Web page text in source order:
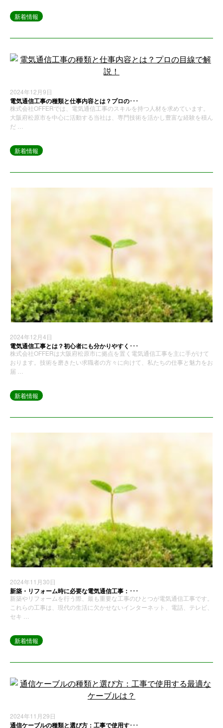
新着情報
2024年12月9日
電気通信工事の種類と仕事内容とは？プロの･･･
株式会社OFFERでは、電気通信工事のスキルを持つ人材を求めています。
大阪府松原市を中心に活動する当社は、専門技術を活かし豊富な経験を積ん
だ …
新着情報
2024年12月4日
電気通信工事とは？初心者にも分かりやすく･･･
株式会社OFFERは大阪府松原市に拠点を置く電気通信工事を主に手がけて
おります。技術を磨きたい求職者の方々に向けて、私たちの仕事と魅力をお
届 …
新着情報
2024年11月30日
新築・リフォーム時に必要な電気通信工事：･･･
新築やリフォームを行う際、最も重要な工事のひとつが電気通信工事です。
これらの工事は、現代の生活に欠かせないインターネット、電話、テレビ、
セキ …
新着情報
2024年11月29日
通信ケーブルの種類と選び方：工事で使用す･･･